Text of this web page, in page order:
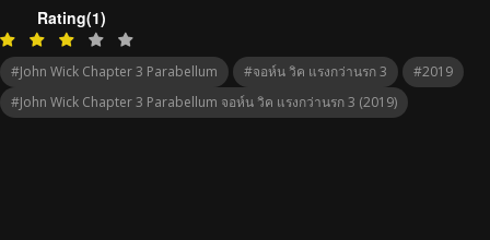
Rating(1)
#John Wick Chapter 3 Parabellum #จอห์น วิค แรงกว่านรก 3
#2019
#John Wick Chapter 3 Parabellum จอห์น วิค แรงกว่านรก 3 (2019)